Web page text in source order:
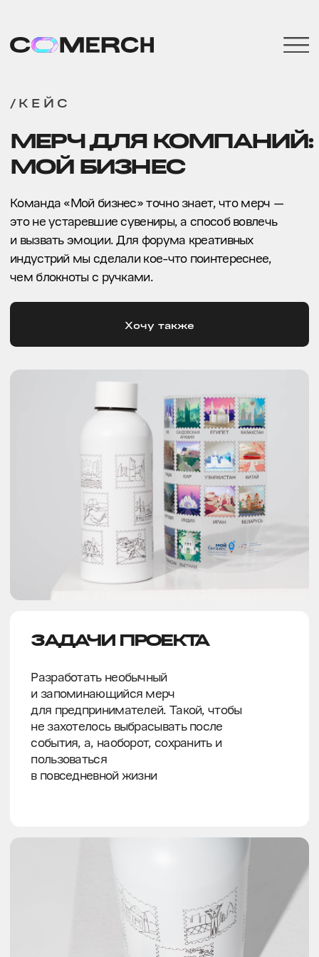
МЕРЧ ДЛЯ КОМПАНИЙ:
Команда «Мой бизнес» точно знает, что мерч —
это не устаревшие сувениры, а способ вовлечь
и вызвать эмоции. Для форума креативных
чем блокноты с ручками.
Хочу также
ЗАДАЧИ ПРОЕКТА
любимая коллекция наклеек из журналов?
Для «Мой бизнес» мы разработали
бутылку, которая буквально собирается по
странам. Необычный и интерактивный
способ зафиксировать страны, с которыми
удалось наладить экспортные связи.
Разработать необычный
и запоминающийся мерч
для предпринимателей. Такой, чтобы
не захотелось выбрасывать после
события, а, наоборот, сохранить и
в повседневной жизни